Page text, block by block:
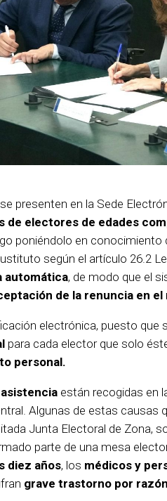
presenten en la Sede
de electores de edades
poniéndolo en
según el artículo 26.2
automática, de modo que el
de la renuncia en
electrónica, puesto que
para cada elector que solo
personal.
están recogidas en
Algunas de estas causas
Junta Electoral de Zona,
parte de una mesa
diez años, los médicos y
grave trastorno por